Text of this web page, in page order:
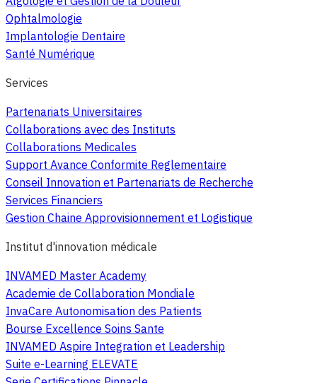
Ophtalmologie
Implantologie Dentaire
Santé Numérique
Services
Partenariats Universitaires
Collaborations avec des Instituts
Collaborations Medicales
Support Avance Conformite Reglementaire
Conseil Innovation et Partenariats de Recherche
Services Financiers
Gestion Chaine Approvisionnement et Logistique
Institut d'innovation médicale
INVAMED Master Academy
Academie de Collaboration Mondiale
InvaCare Autonomisation des Patients
Bourse Excellence Soins Sante
INVAMED Aspire Integration et Leadership
Suite e-Learning ELEVATE